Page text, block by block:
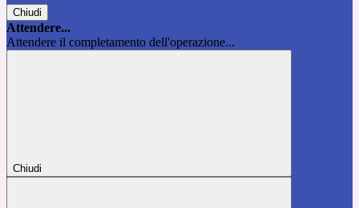
Chiudi
Attendere...
Attendere il completamento dell'operazione...
Chiudi